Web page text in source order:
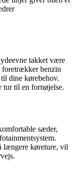
takket være
foretrækker benzin
dine kørebehov.
tur til en fornøjelse.
sæder,
længere køreture, vil